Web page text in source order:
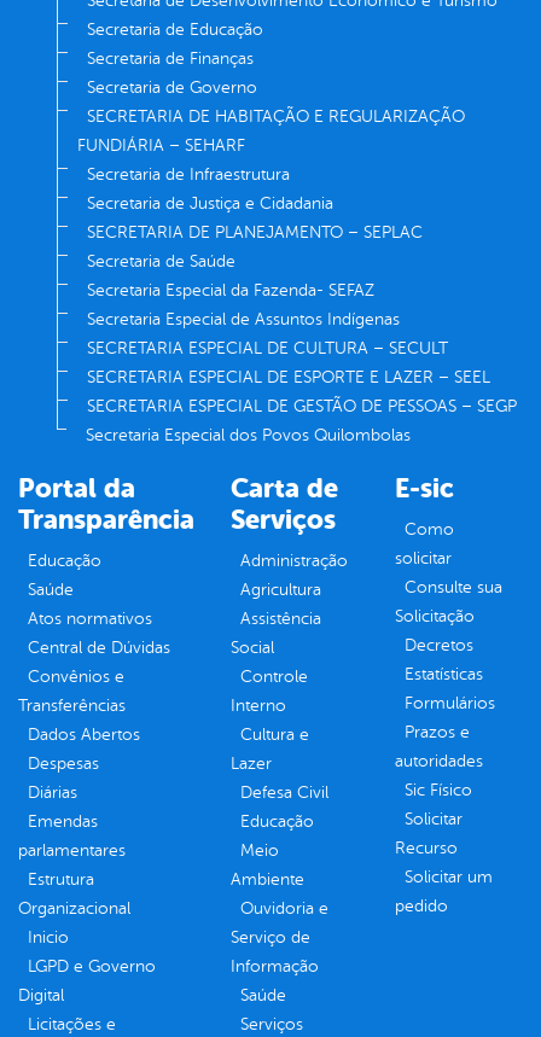
Secretaria de Educação
Secretaria de Finanças
Secretaria de Governo
SECRETARIA DE HABITAÇÃO E REGULARIZAÇÃO
FUNDIÁRIA – SEHARF
Secretaria de Infraestrutura
Secretaria de Justiça e Cidadania
SECRETARIA DE PLANEJAMENTO – SEPLAC
Secretaria de Saúde
Secretaria Especial da Fazenda- SEFAZ
Secretaria Especial de Assuntos Indígenas
SECRETARIA ESPECIAL DE CULTURA – SECULT
SECRETARIA ESPECIAL DE ESPORTE E LAZER – SEEL
SECRETARIA ESPECIAL DE GESTÃO DE PESSOAS – SEGP
Secretaria Especial dos Povos Quilombolas
Portal da
Transparência
Educação
Saúde
Atos normativos
Central de Dúvidas
Convênios e
Transferências
Dados Abertos
Despesas
Diárias
Emendas
parlamentares
Estrutura
Organizacional
Inicio
LGPD e Governo
Digital
Licitações e
Carta de
Serviços
Administração
Agricultura
Assistência
Social
Controle
Interno
Cultura e
Lazer
Defesa Civil
Educação
Meio
Ambiente
Ouvidoria e
Serviço de
Informação
Saúde
Serviços
E-sic
Como
solicitar
Consulte sua
Solicitação
Decretos
Estatísticas
Formulários
Prazos e
autoridades
Sic Físico
Solicitar
Recurso
Solicitar um
pedido